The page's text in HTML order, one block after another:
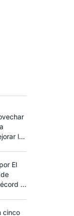
la
El
y
cinco